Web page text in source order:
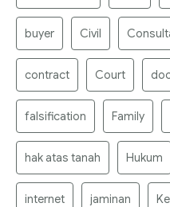
buyer Civil
contract Court
falsification Family
hak atas tanah Hukum
internet jaminan